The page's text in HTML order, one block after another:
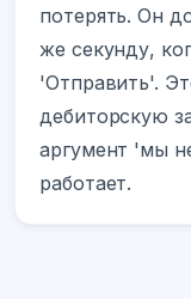
потерять. Он
же секунду,
'Отправить'.
дебиторскую
аргумент 'мы
работает.